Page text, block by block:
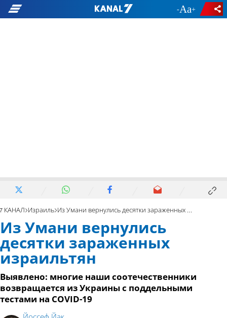
- +
7 КАНАЛ Израиль Из Умани вернулись десятки зараженных израильтян
Из Умани вернулись
десятки зараженных
израильтян
Выявлено: многие наши соотечественники
возвращается из Украины с поддельными
тестами на COVID-19